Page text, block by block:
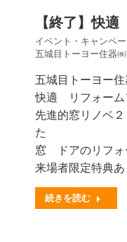
【終了】快
イベント・キャンペ
五城目トーヨー住器
五城目トーヨー
快適 リフォーム
先進的窓リノベ
た
窓 ドアのリフォ
来場者限定特典あ
続きを読む